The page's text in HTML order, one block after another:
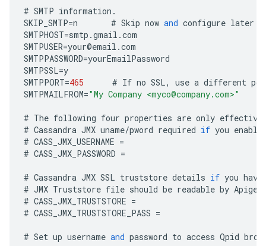
# SMTP information .
SKIP_SMTP=n # Skip now and configure later
SMTPHOST=smtp .gmail .com
SMTPUSER=your@email .com
SMTPPASSWORD=yourEmailPassword
SMTPSSL=y
SMTPPORT=465 # If no SSL, use a different
SMTPMAILFROM="My Company <myco@company.com>"
# The following four properties are only effective
# Cassandra JMX uname/pword required if you
# CASS_JMX_USERNAME =
# CASS_JMX_PASSWORD =
# Cassandra JMX SSL truststore details if you have
# JMX Truststore file should be readable by Apigee
# CASS_JMX_TRUSTSTORE =
# CASS_JMX_TRUSTSTORE_PASS =
# Set up username and password to access Qpid